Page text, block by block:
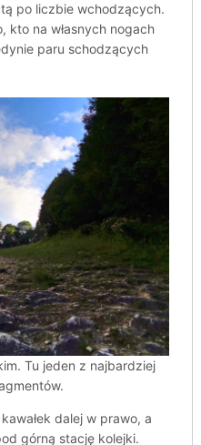
po liczbie wchodzących.
kto na własnych nogach
paru schodzących
Tu jeden z najbardziej
dalej w prawo, a
górną stację kolejki.